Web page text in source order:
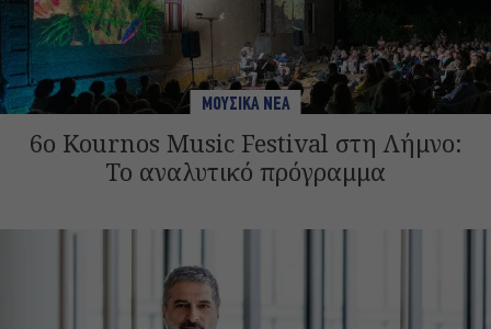
ΜΟΥΣΙΚΑ ΝΕΑ
6ο Kournos Music Festival στη Λήμνο:
Το αναλυτικό πρόγραμμα